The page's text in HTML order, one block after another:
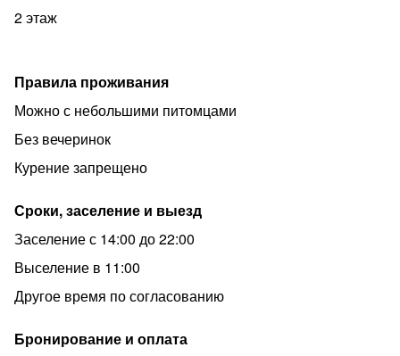
2 этаж
Правила проживания
Можно с небольшими питомцами
Без вечеринок
Курение запрещено
Сроки, заселение и выезд
Заселение с 14:00 до 22:00
Выселение в 11:00
Другое время по согласованию
Бронирование и оплата